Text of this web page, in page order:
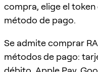
compra, elige el token
método de pago.
Se admite comprar
métodos de pago: